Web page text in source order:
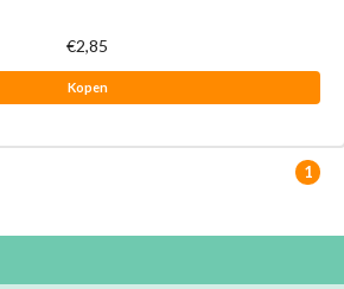
€2,85
Kopen
1